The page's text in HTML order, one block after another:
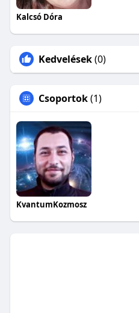
Kalcsó Dóra
Kedvelések(0)
Csoportok(1)
KvantumKozmosz